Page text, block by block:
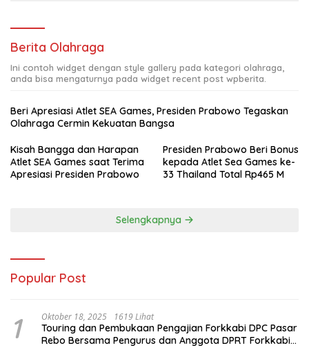
Berita Olahraga
Ini contoh widget dengan style gallery pada kategori olahraga,
anda bisa mengaturnya pada widget recent post wpberita.
Beri Apresiasi Atlet SEA Games, Presiden Prabowo Tegaskan
Olahraga Cermin Kekuatan Bangsa
Kisah Bangga dan Harapan
Atlet SEA Games saat Terima
Apresiasi Presiden Prabowo
Presiden Prabowo Beri Bonus
kepada Atlet Sea Games ke-
33 Thailand Total Rp465 M
Selengkapnya
Popular Post
1 Oktober 18, 2025 1619 Lihat
Touring dan Pembukaan Pengajian Forkkabi DPC Pasar
Rebo Bersama Pengurus dan Anggota DPRT Forkkabi